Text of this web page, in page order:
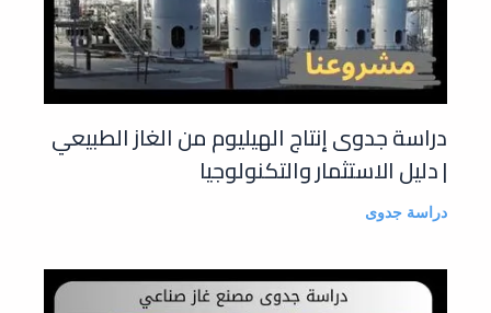
دراسة جدوى إنتاج الهيليوم من الغاز الطبيعي
| دليل الاستثمار والتكنولوجيا
دراسة جدوى